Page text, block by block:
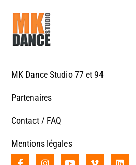
MK Dance Studio 77 et 94
Partenaires
Contact / FAQ
Mentions légales